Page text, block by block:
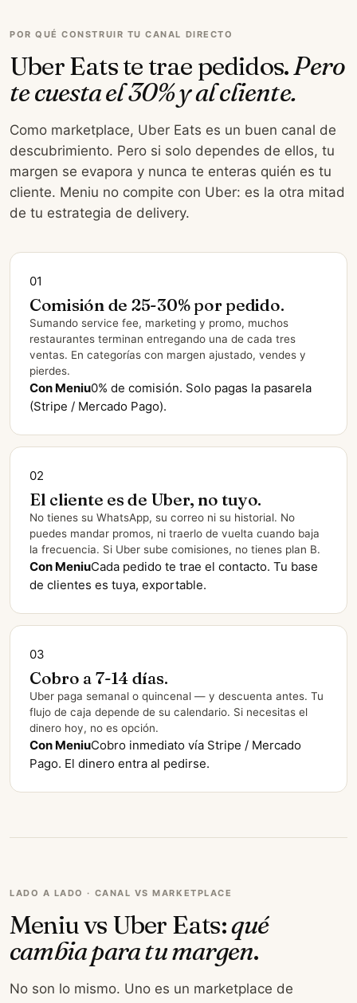
POR QUÉ CONSTRUIR TU CANAL DIRECTO
Uber Eats te trae pedidos.Pero
te cuesta el 30% y al cliente.
Como marketplace, Uber Eats es un buen canal de
descubrimiento. Pero si solo dependes de ellos, tu
margen se evapora y nunca te enteras quién es tu
cliente. Meniu no compite con Uber: es la otra mitad
de tu estrategia de delivery.
01
Comisión de 25-30% por pedido.
Sumando service fee, marketing y promo, muchos
restaurantes terminan entregando una de cada tres
ventas. En categorías con margen ajustado, vendes y
pierdes.
Con Meniu0% de comisión. Solo pagas la pasarela
(Stripe / Mercado Pago).
02
El cliente es de Uber, no tuyo.
No tienes su WhatsApp, su correo ni su historial. No
puedes mandar promos, ni traerlo de vuelta cuando baja
la frecuencia. Si Uber sube comisiones, no tienes plan B.
Con MeniuCada pedido te trae el contacto. Tu base
de clientes es tuya, exportable.
03
Cobro a 7-14 días.
Uber paga semanal o quincenal — y descuenta antes. Tu
flujo de caja depende de su calendario. Si necesitas el
dinero hoy, no es opción.
Con MeniuCobro inmediato vía Stripe / Mercado
Pago. El dinero entra al pedirse.
LADO A LADO · CANAL VS MARKETPLACE
Meniu vs Uber Eats:qué
cambia para tu margen.
No son lo mismo. Uno es un marketplace de